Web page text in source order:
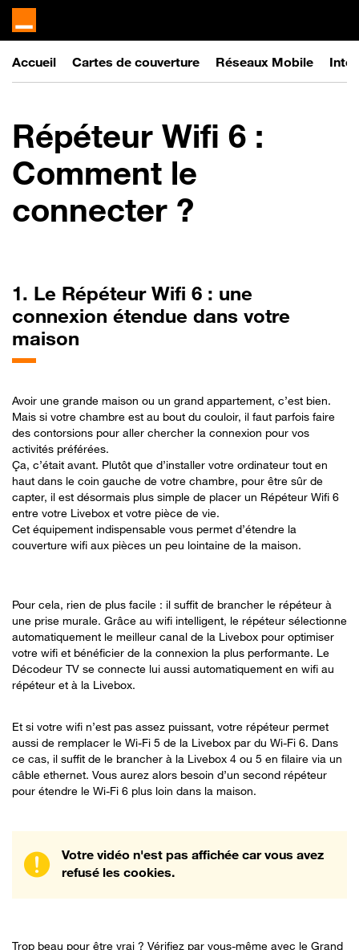
Accueil Cartes de couverture Réseaux Mobile
Répéteur Wifi 6 :
Comment le
connecter ?
1. Le Répéteur Wifi 6 : une
connexion étendue dans votre
maison
Avoir une grande maison ou un grand appartement, c’est bien.
Mais si votre chambre est au bout du couloir, il faut parfois faire
des contorsions pour aller chercher la connexion pour vos
activités préférées.
Ça, c’était avant. Plutôt que d’installer votre ordinateur tout en
haut dans le coin gauche de votre chambre, pour être sûr de
capter, il est désormais plus simple de placer un Répéteur Wifi 6
entre votre Livebox et votre pièce de vie.
Cet équipement indispensable vous permet d’étendre la
couverture wifi aux pièces un peu lointaine de la maison.
Pour cela, rien de plus facile : il suffit de brancher le répéteur à
une prise murale. Grâce au wifi intelligent, le répéteur sélectionne
automatiquement le meilleur canal de la Livebox pour optimiser
votre wifi et bénéficier de la connexion la plus performante. Le
Décodeur TV se connecte lui aussi automatiquement en wifi au
répéteur et à la Livebox.
Et si votre wifi n’est pas assez puissant, votre répéteur permet
aussi de remplacer le Wi-Fi 5 de la Livebox par du Wi-Fi 6. Dans
ce cas, il suffit de le brancher à la Livebox 4 ou 5 en filaire via un
câble ethernet. Vous aurez alors besoin d’un second répéteur
pour étendre le Wi-Fi 6 plus loin dans la maison.
Votre vidéo n'est pas affichée car vous avez
refusé les cookies.
Trop beau pour être vrai ? Vérifiez par vous-même avec le Grand